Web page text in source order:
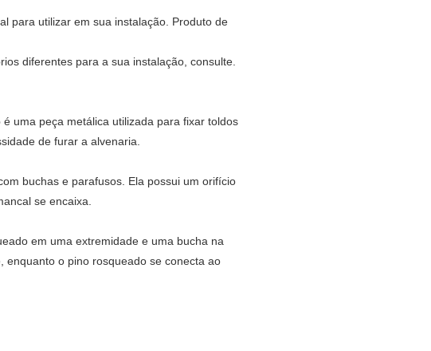
para utilizar em sua instalação. Produto de
diferentes para a sua instalação, consulte.
uma peça metálica utilizada para fixar toldos
de furar a alvenaria.
buchas e parafusos. Ela possui um orifício
se encaixa.
em uma extremidade e uma bucha na
enquanto o pino rosqueado se conecta ao